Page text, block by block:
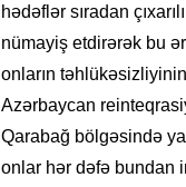
hədəflər sıradan
nümayiş etdirərək bu
onların
Azərbaycan
Qarabağ bölgəsində
onlar hər dəfə bundan